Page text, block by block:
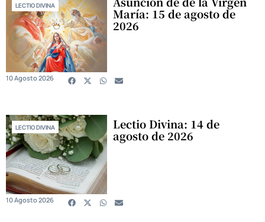
LECTIO DIVINA
María: 15 de agosto de
2026
10 Agosto 2026
LECTIO DIVINA Lectio Divina: 14 de
agosto de 2026
10 Agosto 2026